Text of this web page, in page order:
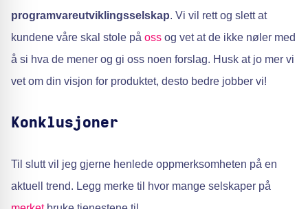
programvareutviklingsselskap. Vi vil rett og slett at
kundene våre skal stole på oss og vet at de ikke nøler med
å si hva de mener og gi oss noen forslag. Husk at jo mer vi
vet om din visjon for produktet, desto bedre jobber vi!
Konklusjoner
Til slutt vil jeg gjerne henlede oppmerksomheten på en
aktuell trend. Legg merke til hvor mange selskaper på